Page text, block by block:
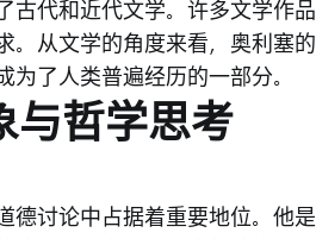
古代和近代文学。许多文学作
。从文学的角度来看，奥利塞
了人类普遍经历的一部分。
与哲学思考
德讨论中占据着重要地位。他